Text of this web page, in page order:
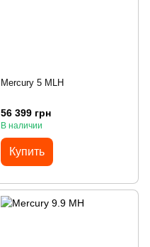
Mercury 5 MLH
56 399 грн
В наличии
Купить